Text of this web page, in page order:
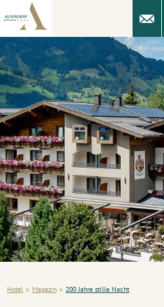
Hotel » Magazin » 200 Jahre stille Nacht